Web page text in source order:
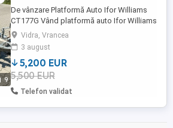
9
De vânzare Platformă Auto Ifor Williams
CT177G Vând platformă auto Ifor Williams
CT177G, robustă și fiabilă, ideală pentru
transport autoturisme, SUV-uri,
autoutilitare și utilaje ușoare. Platforma
este echipată cu troliu electric și sistem
suplimentar de stabilizare la rulare,
oferind siguranță și ...
Vidra, Vrancea
3 august
5,200 EUR
5,500 EUR
Telefon validat